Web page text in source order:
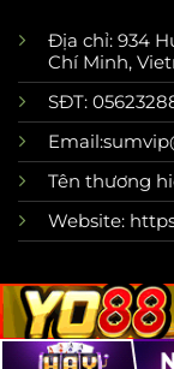
Địa chỉ: 934
Chí Minh,
SĐT:
Email:
Tên thương
Website: